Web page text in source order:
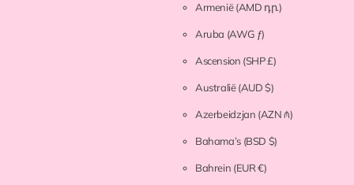
Armenië(AMD դր.)
Aruba (AWG ƒ)
Ascension (SHP £)
Australië(AUD $)
Azerbeidzjan (AZN ₼)
Bahama’s (BSD $)
Bahrein (EUR €)